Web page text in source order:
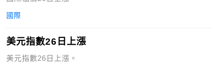
國際
美元指數26日上漲
美元指數26日上漲。